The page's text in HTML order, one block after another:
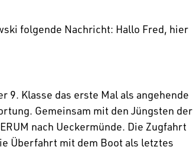
folgende Nach­richt: Hallo Fred, hier
9. Klasse das erste Mal als ange­hende
Gemeinsam mit den Jüngsten der
nach Uecker­münde. Die Zugfahrt
Über­fahrt mit dem Boot als letztes